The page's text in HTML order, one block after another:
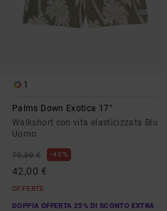
1
Palms Down Exotica 17"
Walkshort con vita elasticizzata Blu
Uomo
70,00 € 40%
42,00 €
OFFERTE
DOPPIA OFFERTA 25% DI SCONTO EXTRA